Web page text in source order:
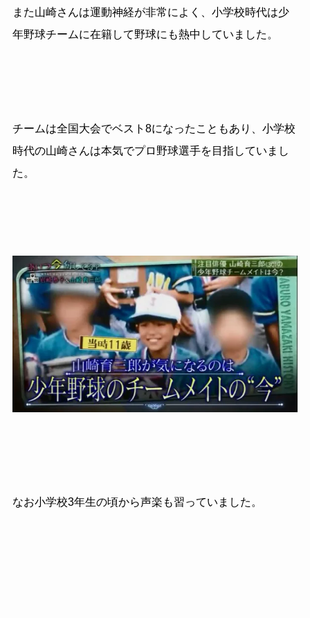
また山崎さんは運動神経が非常によく、小学校時代は少
年野球チームに在籍して野球にも熱中していました。
チームは全国大会でベスト8になったこともあり、小学校
時代の山崎さんは本気でプロ野球選手を目指していまし
た。
なお小学校3年生の頃から声楽も習っていました。